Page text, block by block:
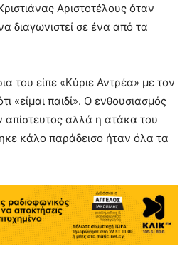
Αριστοτέλους όταν
διαγωνιστεί σε ένα από τα
του είπε «Κύριε Αντρέα» με τον
«είμαι παιδί». Ο ενθουσιασμός
απίστευτος αλλά η ατάκα του
κάλο παράδεισο ήταν όλα τα